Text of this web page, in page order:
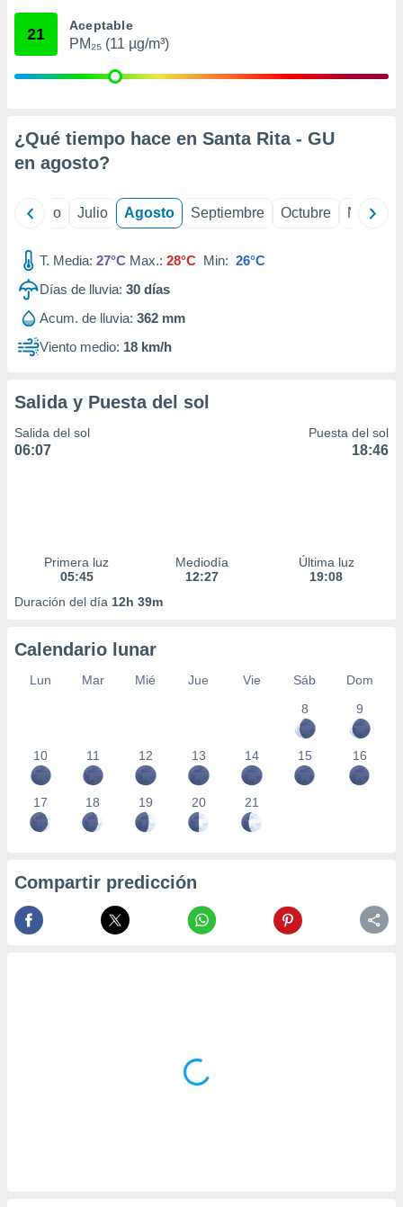
e
publicidad
1199
21 Aceptable
PM₂₅ (11 µg/m³)
¿Qué tiempo hace en Santa Rita - GU
en agosto?
Junio Julio Agosto Septiembre Octubre
T. Media: 27°C Max.: 28°C Min: 26°C
Días de lluvia: 30 días
Acum. de lluvia: 362 mm
Viento medio: 18 km/h
Salida y Puesta del sol
Salida del sol
06:07
Puesta del sol
18:46
Primera luz
05:45
Mediodía
12:27
Última luz
19:08
Duración del día 12h 39m
Calendario lunar
Lun Mar Mié Jue Vie Sáb
Dom
8
9
10 11 12 13 14 15 16
17 18 19 20 21
Compartir predicción